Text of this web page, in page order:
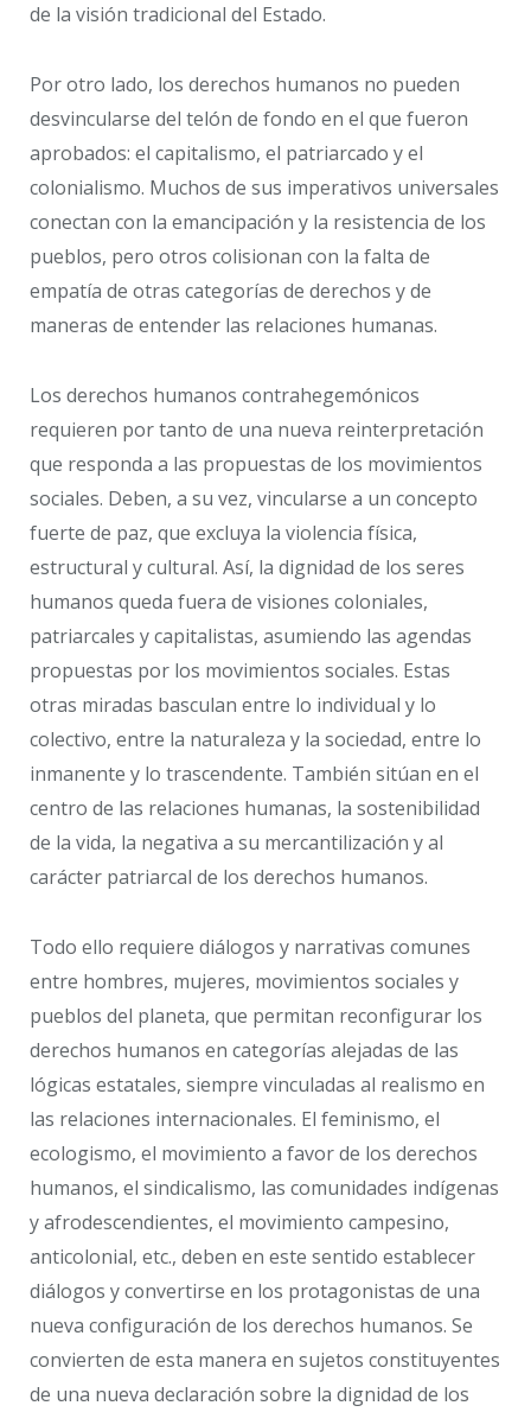
de la visión tradicional del Estado.
Por otro lado, los derechos humanos no pueden
desvincularse del telón de fondo en el que fueron
aprobados: el capitalismo, el patriarcado y el
colonialismo. Muchos de sus imperativos universales
conectan con la emancipación y la resistencia de los
pueblos, pero otros colisionan con la falta de
empatía de otras categorías de derechos y de
maneras de entender las relaciones humanas.
Los derechos humanos contrahegemónicos
requieren por tanto de una nueva reinterpretación
que responda a las propuestas de los movimientos
sociales. Deben, a su vez, vincularse a un concepto
fuerte de paz, que excluya la violencia física,
estructural y cultural. Así, la dignidad de los seres
humanos queda fuera de visiones coloniales,
patriarcales y capitalistas, asumiendo las agendas
propuestas por los movimientos sociales. Estas
otras miradas basculan entre lo individual y lo
colectivo, entre la naturaleza y la sociedad, entre lo
inmanente y lo trascendente. También sitúan en el
centro de las relaciones humanas, la sostenibilidad
de la vida, la negativa a su mercantilización y al
carácter patriarcal de los derechos humanos.
Todo ello requiere diálogos y narrativas comunes
entre hombres, mujeres, movimientos sociales y
pueblos del planeta, que permitan reconfigurar los
derechos humanos en categorías alejadas de las
lógicas estatales, siempre vinculadas al realismo en
las relaciones internacionales. El feminismo, el
ecologismo, el movimiento a favor de los derechos
humanos, el sindicalismo, las comunidades indígenas
y afrodescendientes, el movimiento campesino,
anticolonial, etc., deben en este sentido establecer
diálogos y convertirse en los protagonistas de una
nueva configuración de los derechos humanos. Se
convierten de esta manera en sujetos constituyentes
de una nueva declaración sobre la dignidad de los